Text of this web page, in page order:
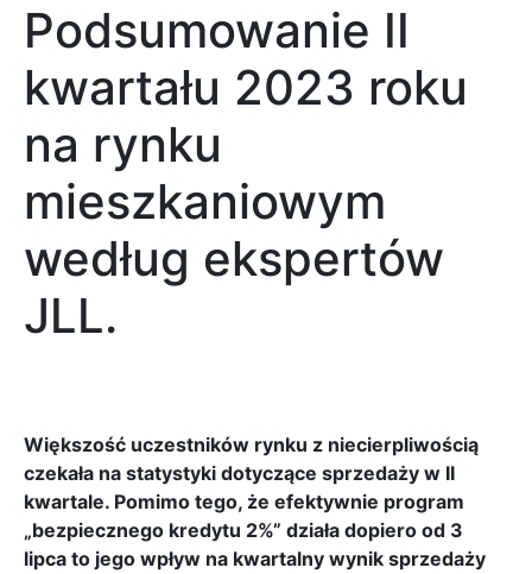
Podsumowanie II
kwartału 2023 roku
na rynku
mieszkaniowym
według ekspertów
JLL.
Większość uczestników rynku z niecierpliwością
czekała na statystyki dotyczące sprzedaży w II
kwartale. Pomimo tego, że efektywnie program
„bezpiecznego kredytu 2%” działa dopiero od 3
lipca to jego wpływ na kwartalny wynik sprzedaży